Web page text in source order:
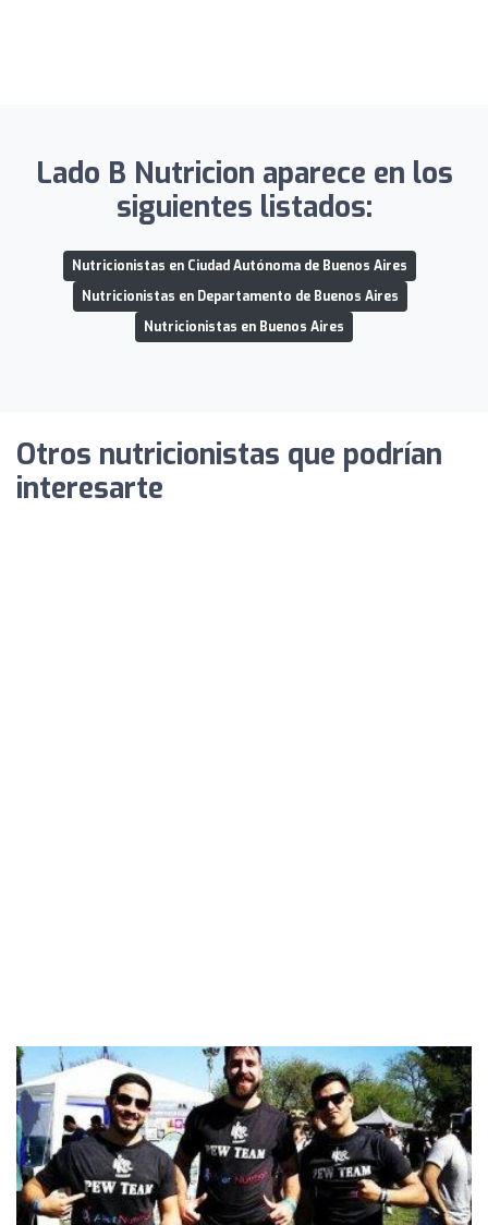
Lado B Nutricion aparece en los
siguientes listados:
Nutricionistas en Ciudad Autónoma de Buenos Aires
Nutricionistas en Departamento de Buenos Aires
Nutricionistas en Buenos Aires
Otros nutricionistas que podrían
interesarte